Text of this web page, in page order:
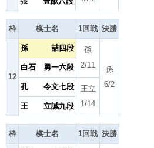
枠 棋士名 1回戦 決勝
12
孫 喆四段
孫
2/11
孫
6/2
白石 勇一六段
孔 令文七段
王立
1/14
王 立誠九段
枠 棋士名 1回戦 決勝